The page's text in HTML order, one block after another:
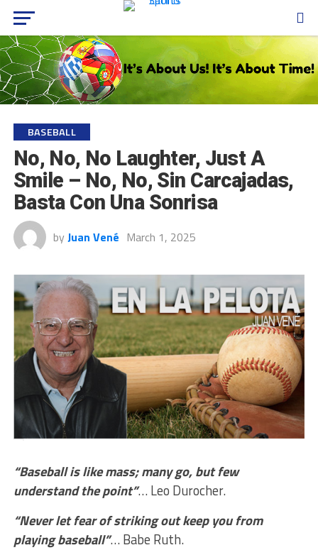
BASEBALL
No, No, No Laughter, Just A
Smile – No, No, Sin Carcajadas,
Basta Con Una Sonrisa
by Juan Vené March 1, 2025
“Baseball is like mass; many go, but few
understand the point”… Leo Durocher.
“Never let fear of striking out keep you from
playing baseball”… Babe Ruth.